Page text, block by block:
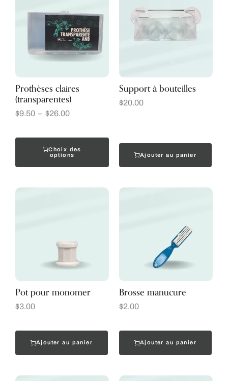
Prothèses claires
(transparentes)
$9.50 – $26.00
Choix des
options
Support à bouteilles
$20.00
Ajouter au panier
Pot pour monomer
$3.00
Ajouter au panier
Brosse manucure
$2.00
Ajouter au panier